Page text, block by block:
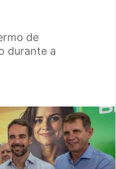
de
durante a